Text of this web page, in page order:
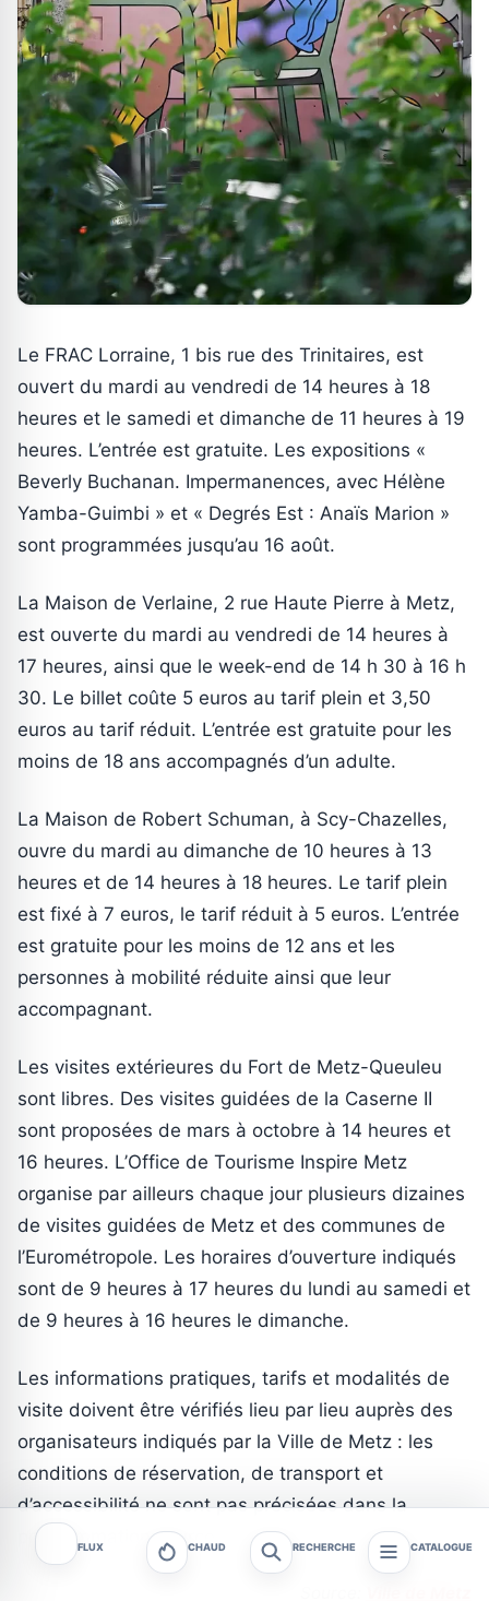
Le FRAC Lorraine, 1 bis rue des Trinitaires, est
ouvert du mardi au vendredi de 14 heures à 18
heures et le samedi et dimanche de 11 heures à 19
heures. L’entrée est gratuite. Les expositions «
Beverly Buchanan. Impermanences, avec Hélène
Yamba-Guimbi » et « Degrés Est : Anaïs Marion »
sont programmées jusqu’au 16 août.
La Maison de Verlaine, 2 rue Haute Pierre à Metz,
est ouverte du mardi au vendredi de 14 heures à
17 heures, ainsi que le week-end de 14 h 30 à 16 h
30. Le billet coûte 5 euros au tarif plein et 3,50
euros au tarif réduit. L’entrée est gratuite pour les
moins de 18 ans accompagnés d’un adulte.
La Maison de Robert Schuman, à Scy-Chazelles,
ouvre du mardi au dimanche de 10 heures à 13
heures et de 14 heures à 18 heures. Le tarif plein
est fixé à 7 euros, le tarif réduit à 5 euros. L’entrée
est gratuite pour les moins de 12 ans et les
personnes à mobilité réduite ainsi que leur
accompagnant.
Les visites extérieures du Fort de Metz-Queuleu
sont libres. Des visites guidées de la Caserne II
sont proposées de mars à octobre à 14 heures et
16 heures. L’Office de Tourisme Inspire Metz
organise par ailleurs chaque jour plusieurs dizaines
de visites guidées de Metz et des communes de
l’Eurométropole. Les horaires d’ouverture indiqués
sont de 9 heures à 17 heures du lundi au samedi et
de 9 heures à 16 heures le dimanche.
Les informations pratiques, tarifs et modalités de
visite doivent être vérifiés lieu par lieu auprès des
organisateurs indiqués par la Ville de Metz : les
conditions de réservation, de transport et
d’accessibilité ne sont pas précisées dans la
programmation source.
FLUX CHAUD RECHERCHE CATALOGUE